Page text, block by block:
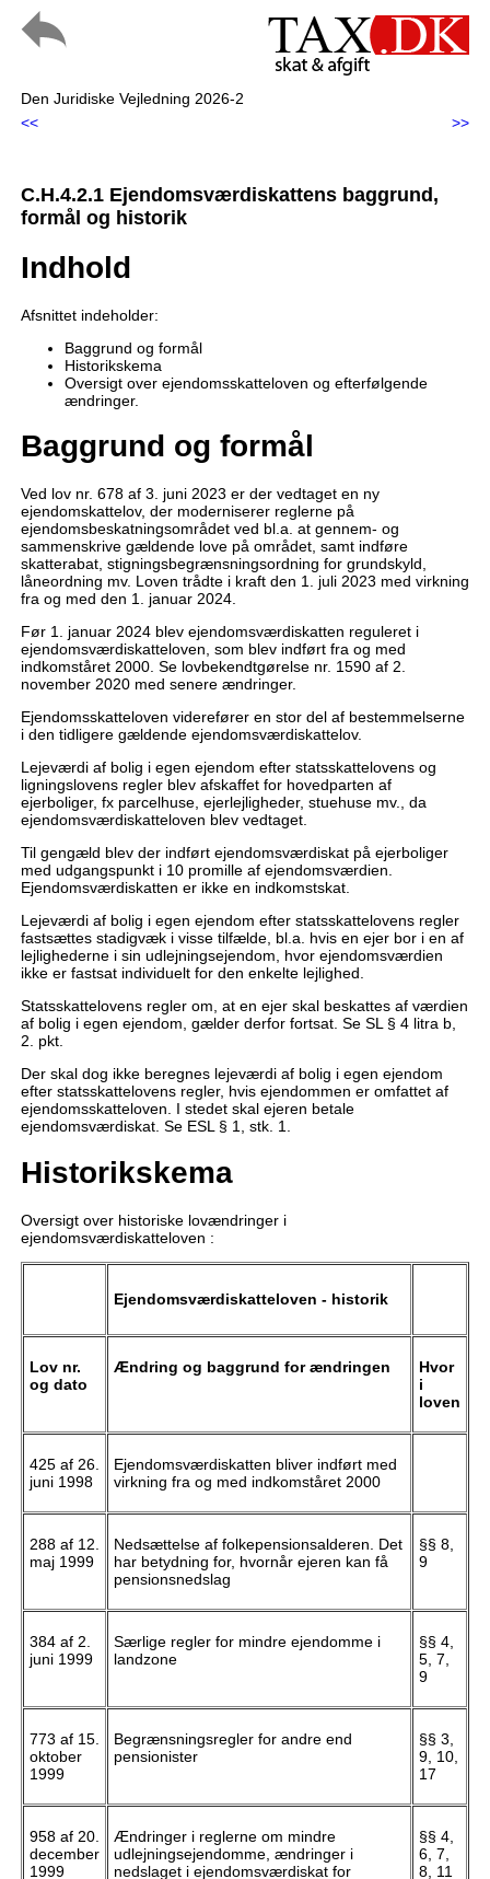
Den Juridiske Vejledning 2026-2
<<
>>
C.H.4.2.1 Ejendomsværdiskattens baggrund,
formål og historik
Indhold
Afsnittet indeholder:
Baggrund og formål
Historikskema
Oversigt over ejendomsskatteloven og efterfølgende
ændringer.
Baggrund og formål
Ved lov nr. 678 af 3. juni 2023 er der vedtaget en ny
ejendomskattelov, der moderniserer reglerne på
ejendomsbeskatningsområdet ved bl.a. at gennem- og
sammenskrive gældende love på området, samt indføre
skatterabat, stigningsbegrænsningsordning for grundskyld,
låneordning mv. Loven trådte i kraft den 1. juli 2023 med virkning
fra og med den 1. januar 2024.
Før 1. januar 2024 blev ejendomsværdiskatten reguleret i
ejendomsværdiskatteloven, som blev indført fra og med
indkomståret 2000. Se lovbekendtgørelse nr. 1590 af 2.
november 2020 med senere ændringer.
Ejendomsskatteloven viderefører en stor del af bestemmelserne
i den tidligere gældende ejendomsværdiskattelov.
Lejeværdi af bolig i egen ejendom efter statsskattelovens og
ligningslovens regler blev afskaffet for hovedparten af
ejerboliger, fx parcelhuse, ejerlejligheder, stuehuse mv., da
ejendomsværdiskatteloven blev vedtaget.
Til gengæld blev der indført ejendomsværdiskat på ejerboliger
med udgangspunkt i 10 promille af ejendomsværdien.
Ejendomsværdiskatten er ikke en indkomstskat.
Lejeværdi af bolig i egen ejendom efter statsskattelovens regler
fastsættes stadigvæk i visse tilfælde, bl.a. hvis en ejer bor i en af
lejlighederne i sin udlejningsejendom, hvor ejendomsværdien
ikke er fastsat individuelt for den enkelte lejlighed.
Statsskattelovens regler om, at en ejer skal beskattes af værdien
af bolig i egen ejendom, gælder derfor fortsat. Se SL § 4 litra b,
2. pkt.
Der skal dog ikke beregnes lejeværdi af bolig i egen ejendom
efter statsskattelovens regler, hvis ejendommen er omfattet af
ejendomsskatteloven. I stedet skal ejeren betale
ejendomsværdiskat. Se ESL § 1, stk. 1.
Historikskema
Oversigt over historiske lovændringer i
ejendomsværdiskatteloven :
Ejendomsværdiskatteloven - historik
Lov nr.
og dato
Ændring og baggrund for ændringen
Hvor
i
loven
425 af 26.
juni 1998
Ejendomsværdiskatten bliver indført med
virkning fra og med indkomståret 2000
288 af 12.
maj 1999
Nedsættelse af folkepensionsalderen. Det
har betydning for, hvornår ejeren kan få
pensionsnedslag
§§ 8,
9
384 af 2.
juni 1999
Særlige regler for mindre ejendomme i
landzone
§§ 4,
5, 7,
9
773 af 15.
oktober
1999
Begrænsningsregler for andre end
pensionister
§§ 3,
9, 10,
17
958 af 20.
december
1999
Ændringer i reglerne om mindre
udlejningsejendomme, ændringer i
nedslaget i ejendomsværdiskat for
§§ 4,
6, 7,
8, 11